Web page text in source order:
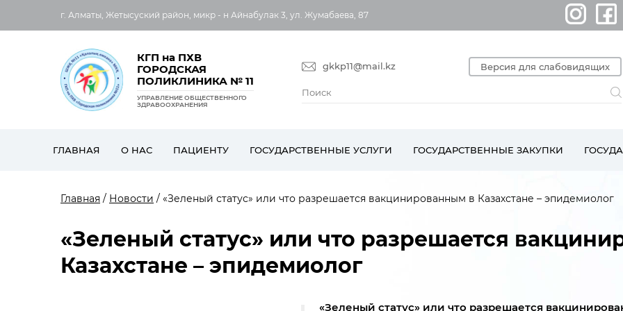
г. Алматы, Жетысуский район, микр - н Айнабулак 3, ул. Жумабаева, 87
КГП на ПХВ
ГОРОДСКАЯ
ПОЛИКЛИНИКА № 11
УПРАВЛЕНИЕ ОБЩЕСТВЕННОГО
ЗДРАВООХРАНЕНИЯ
gkkp11@mail.kz Версия для слабовидящих
ГЛАВНАЯ О НАС ПАЦИЕНТУ ГОСУДАРСТВЕННЫЕ УСЛУГИ ГОСУДАРСТВЕННЫЕ ЗАКУПКИ
Главная / Новости / «Зеленый статус» или что разрешается вакцинированным в Казахстане – эпидемиолог
«Зеленый статус» или что разрешается
Казахстане – эпидемиолог
«Зеленый статус» или что разрешается